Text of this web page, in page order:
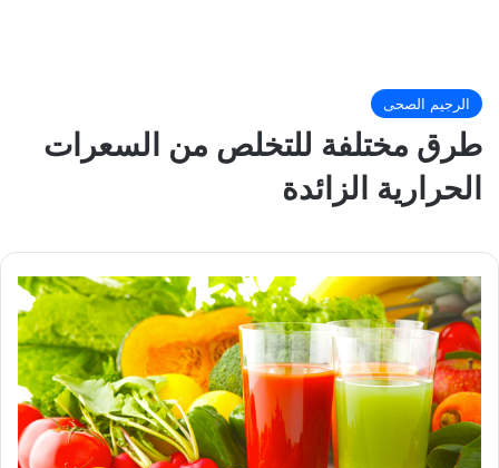
الرجيم الصحى
طرق مختلفة للتخلص من السعرات
الحرارية الزائدة